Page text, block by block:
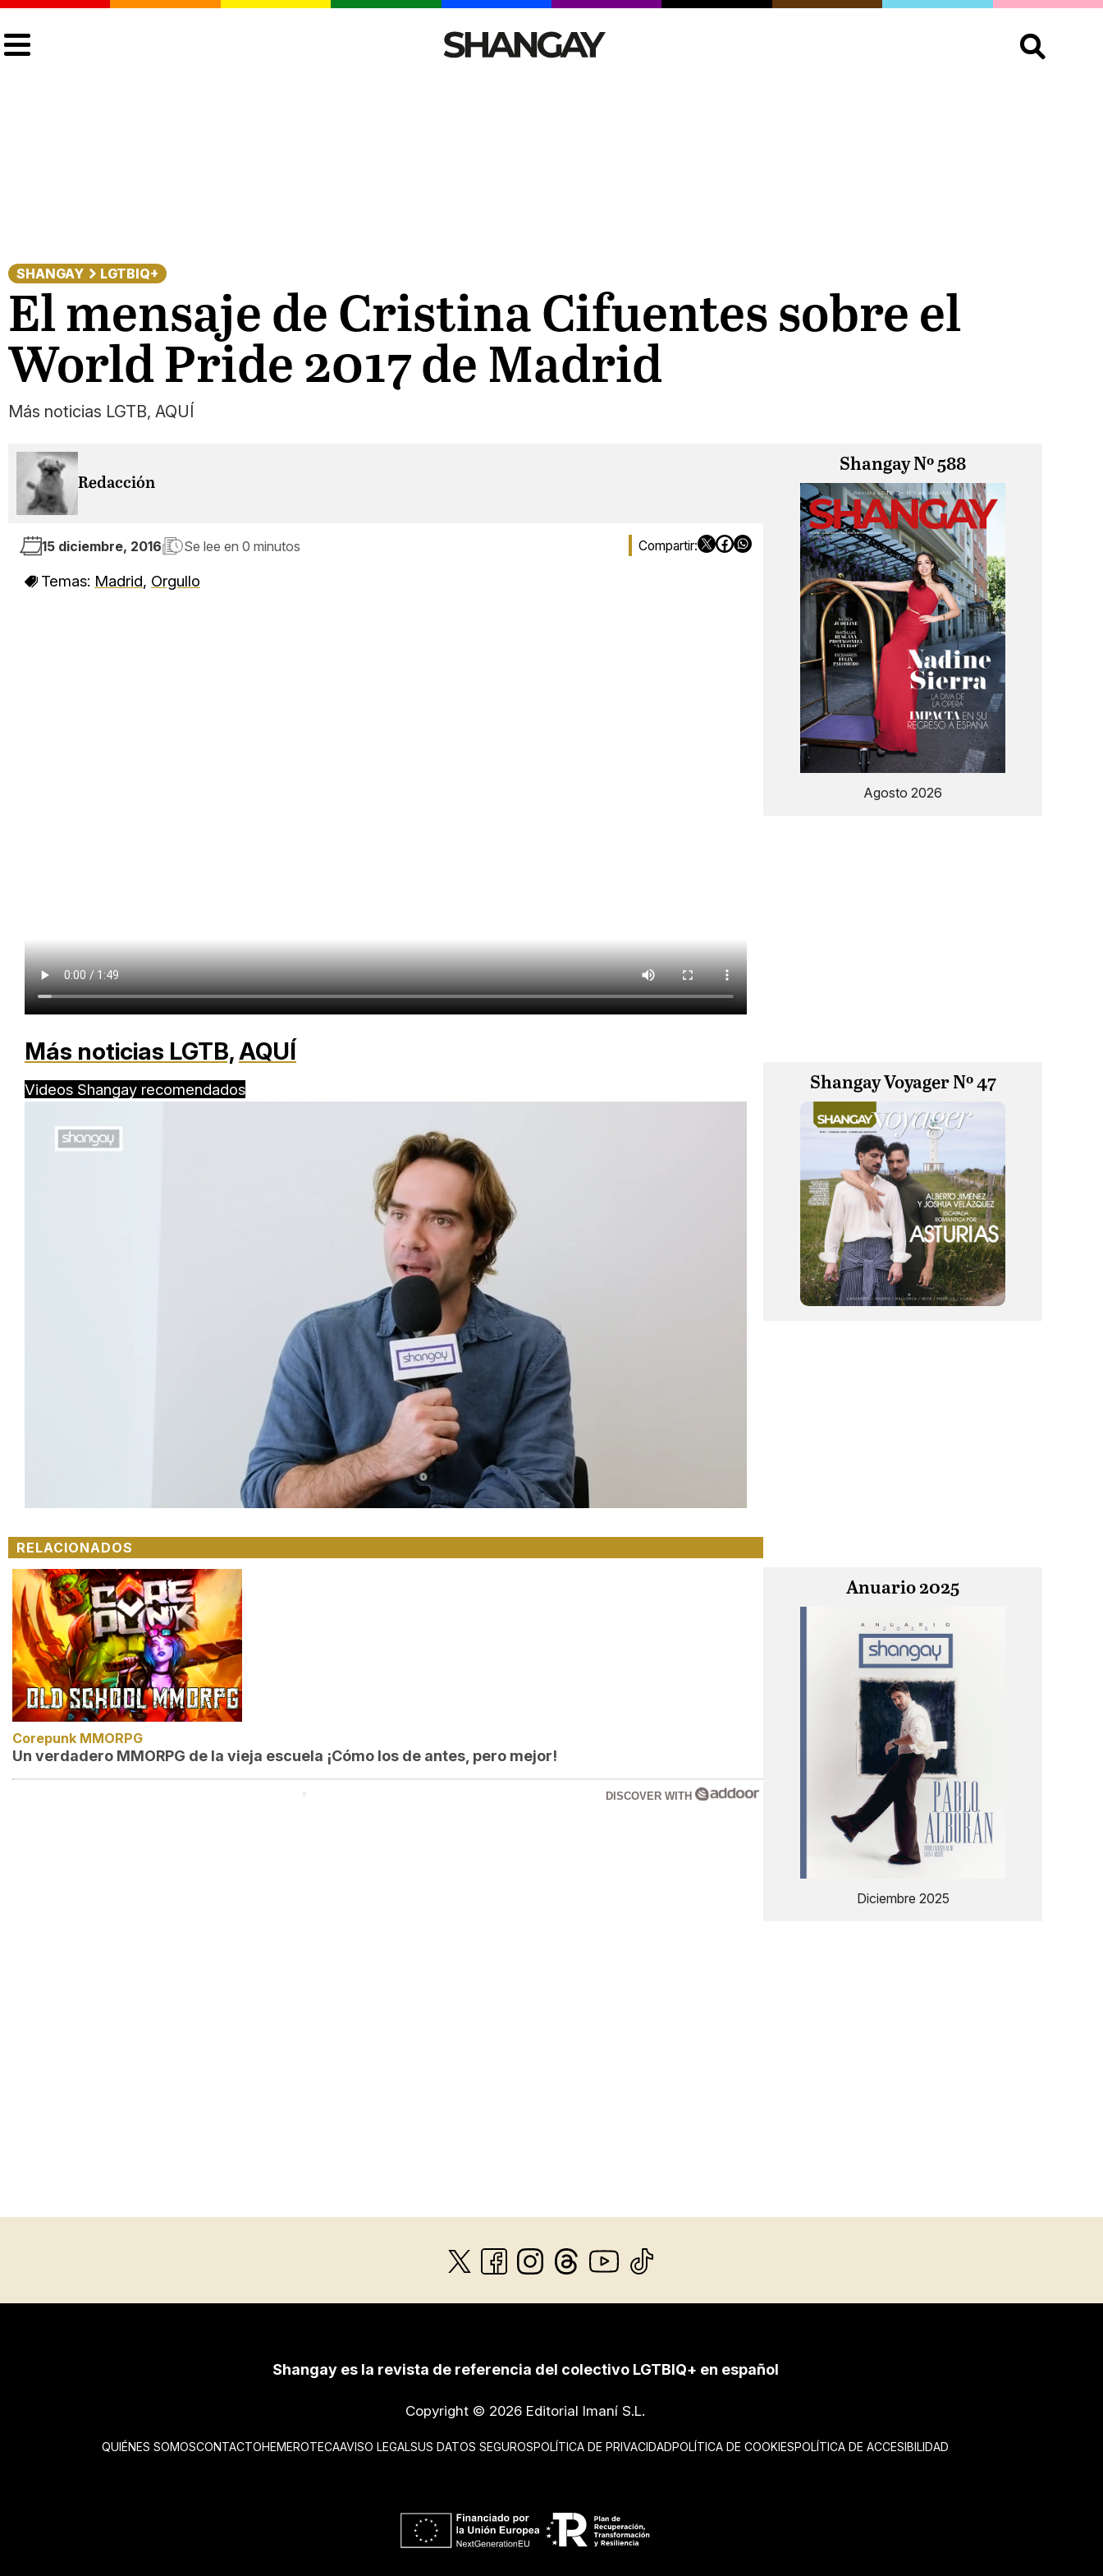
Buscar:
SHANGAY LGTBIQ+
El mensaje de Cristina Cifuentes sobre el
World Pride 2017 de Madrid
Más noticias LGTB, AQUÍ
Redacción
15 diciembre, 2016 Se lee en 0 minutos
Temas: Madrid, Orgullo
Más noticias LGTB,AQUÍ
Videos Shangay recomendados
Loaded
45.22%
RELACIONADOS
Corepunk MMORPG
Un verdadero MMORPG de la vieja escuela ¡Cómo los de antes, pero mejor!
DISCOVER WITH
Shangay Nº 588
Agosto 2026
Shangay Voyager Nº 47
Anuario 2025
Diciembre 2025
Shangay es la revista de referencia del colectivo LGTBIQ+ en español
Copyright © 2026 Editorial Imaní S.L.
QUIÉNES SOMOSCONTACTOHEMEROTECAAVISO LEGALSUS DATOS SEGUROSPOLÍTICA DE PRIVACIDADPOLÍTICA DE COOKIESPOLÍTICA DE ACCESIBILIDAD